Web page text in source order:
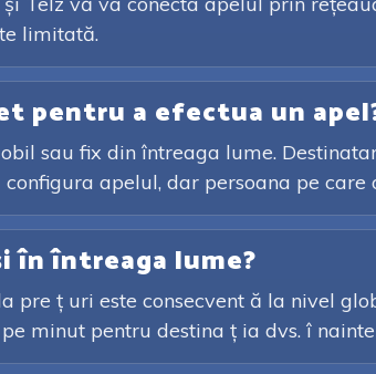
limitată.
pentru a efectua un
sau fix din întreaga lume.
apelul, dar persoana pe care
în întreaga lume?
pre ț uri este consecvent ă la nivel
minut pentru destina ț ia dvs. î